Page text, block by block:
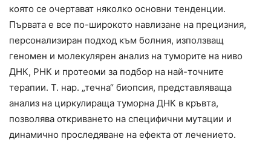
която се очертават няколко основни тенденции.
Първата е все по-широкото навлизане на прецизния,
персонализиран подход към болния, използващ
геномен и молекулярен анализ на туморите на ниво
ДНК, РНК и протеоми за подбор на най-точните
терапии. Т. нар. „течна“ биопсия, представляваща
анализ на циркулираща туморна ДНК в кръвта,
позволява откриването на специфични мутации и
динамично проследяване на ефекта от лечението.